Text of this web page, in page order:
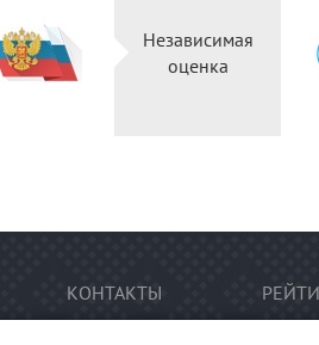
Независимая
оценка
КОНТАКТЫ